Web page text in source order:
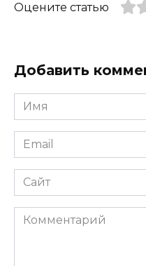
Оцените статью
Добавить
Имя
*
Email
*
Сайт
Комментарий